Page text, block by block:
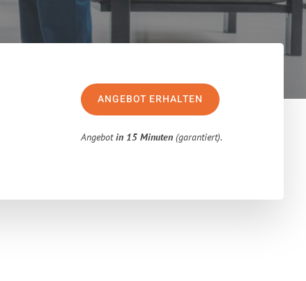
ANGEBOT ERHALTEN
Angebotin 15 Minuten (garantiert).